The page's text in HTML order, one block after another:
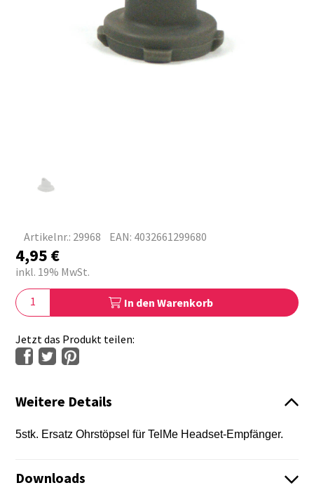
Artikelnr.: 29968 EAN: 4032661299680
4,95€
inkl. 19% MwSt.
In den Warenkorb
Jetzt das Produkt teilen:
Weitere Details
5stk. Ersatz Ohrstöpsel für TelMe Headset-Empfänger.
Downloads